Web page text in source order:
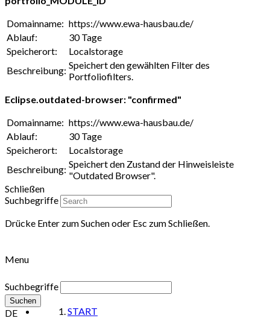
Domainname: https://www.ewa-hausbau.de/
Ablauf:
30 Tage
Speicherort:
Localstorage
Beschreibung: Speichert den gewählten Filter des
Portfoliofilters.
Eclipse.outdated-browser: "confirmed"
Domainname: https://www.ewa-hausbau.de/
Ablauf:
30 Tage
Speicherort:
Localstorage
Beschreibung: Speichert den Zustand der Hinweisleiste
"Outdated Browser".
Schließen
Suchbegriffe
Drücke Enter zum Suchen oder Esc zum Schließen.
Menu
START
Suchbegriffe
Suchen
DE